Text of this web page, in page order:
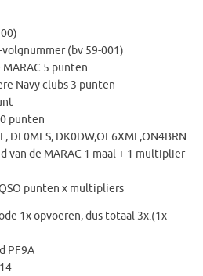
(bv 59-001)
5 punten
clubs 3 punten
DK0DW,OE6XMF,ON4BRN
de MARAC 1 maal + 1 multiplier
punten x multipliers
1x opvoeren, dus totaal 3x.(1x
PF9A